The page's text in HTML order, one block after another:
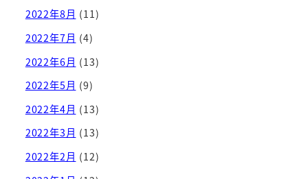
2022年8月 (11)
2022年7月 (4)
2022年6月 (13)
2022年5月 (9)
2022年4月 (13)
2022年3月 (13)
2022年2月 (12)